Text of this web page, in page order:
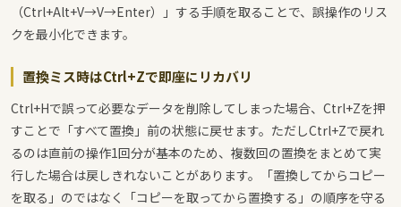
（Ctrl+Alt+V→V→Enter）」する手順を取ることで、誤操作のリス
クを最小化できます。
置換ミス時はCtrl+Zで即座にリカバリ
Ctrl+Hで誤って必要なデータを削除してしまった場合、Ctrl+Zを押
すことで「すべて置換」前の状態に戻せます。ただしCtrl+Zで戻れ
るのは直前の操作1回分が基本のため、複数回の置換をまとめて実
行した場合は戻しきれないことがあります。「置換してからコピー
を取る」のではなく「コピーを取ってから置換する」の順序を守る